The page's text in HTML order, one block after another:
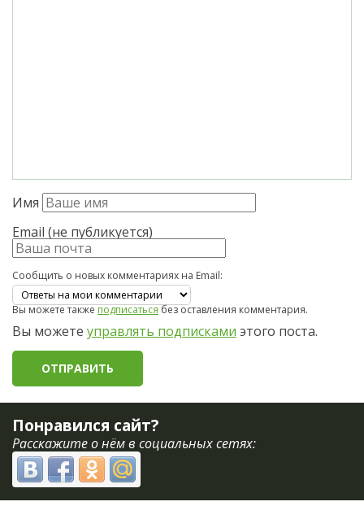
Имя
Email (не публикуется)
Сообщить о новых комментариях на Email:
Вы можете такжеподписатьсябез оставления комментария.
Вы можете управлять подписками этого поста.
Понравился сайт?
Расскажите о нём в социальных сетях: